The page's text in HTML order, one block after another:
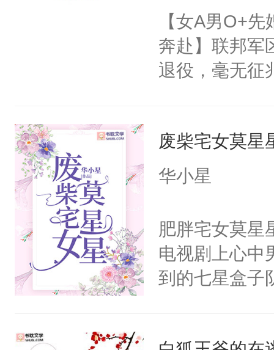
【女A男O+
奔赴】联邦军
退役，毫无征
要Omega？
桌）没门儿
烂衫。一早被
惶惶哭个不停
的那个Alpha
到了一股异样
决心：死缠烂
废柴宅女莫星
华小星
肥胖宅女莫星
电视剧上心中
到的七星盒子